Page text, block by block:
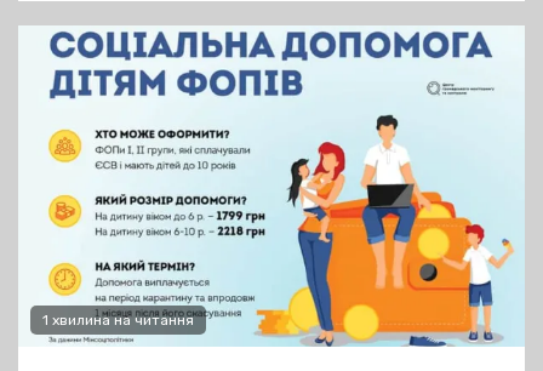
1 хвилина на читання